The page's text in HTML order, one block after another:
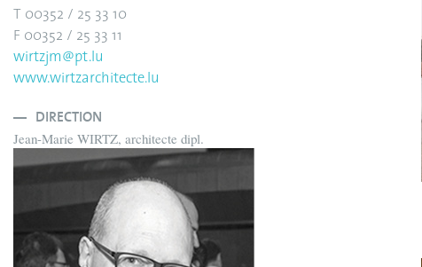
T 00352 / 25 33 10
F 00352 / 25 33 11
wirtzjm@pt.lu
www.wirtzarchitecte.lu
DIRECTION
Jean-Marie WIRTZ, architecte dipl.